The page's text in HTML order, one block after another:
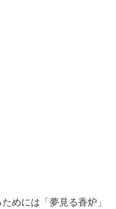
めには「夢見る香炉」